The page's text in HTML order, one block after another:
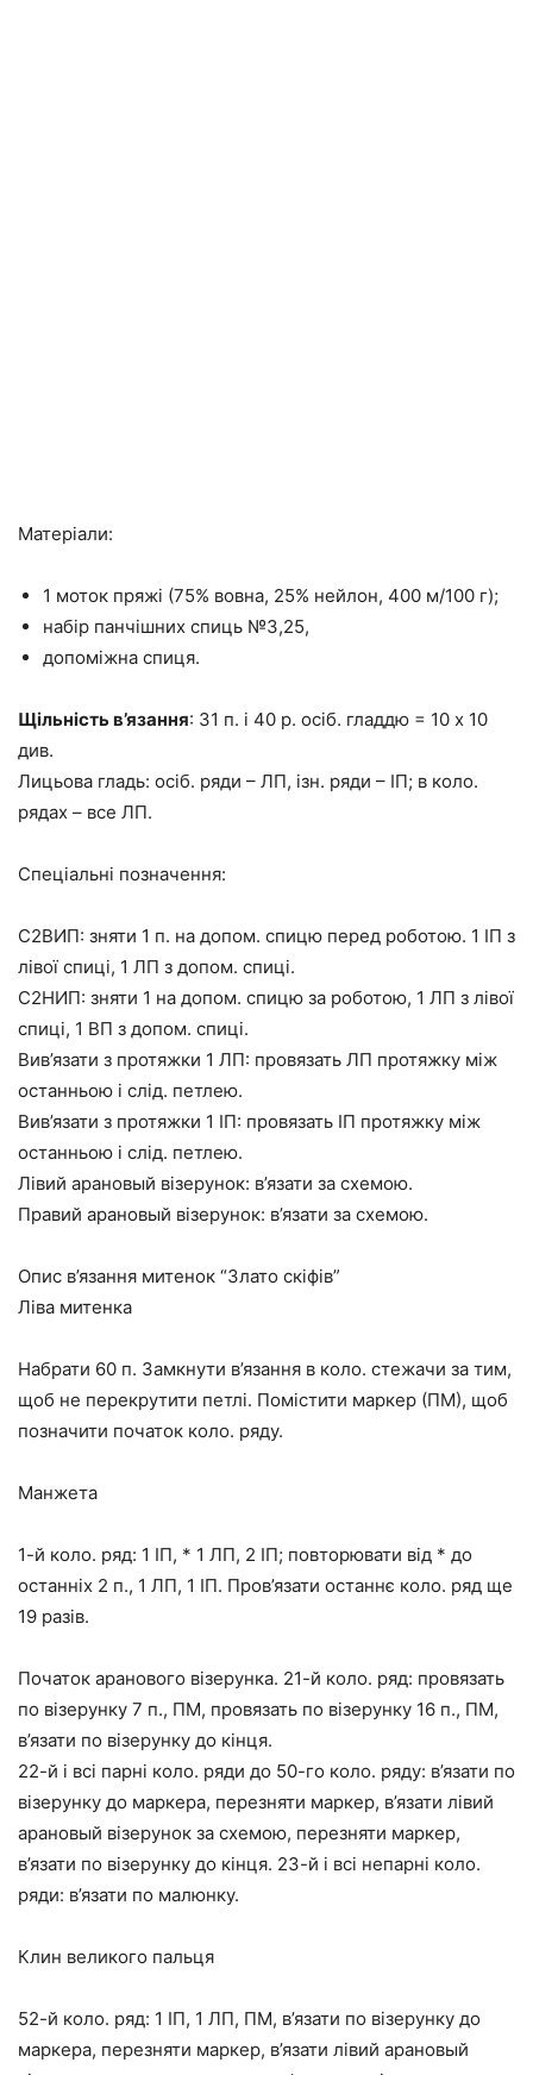
Матеріали:
1 моток пряжі (75% вовна, 25% нейлон, 400 м/100 г);
набір панчішних спиць №3,25,
допоміжна спиця.
Щільність в’язання: 31 п. і 40 р. осіб. гладдю = 10 х 10
див.
Лицьова гладь: осіб. ряди – ЛП, ізн. ряди – ІП; в коло.
рядах – все ЛП.
Спеціальні позначення:
С2ВИП: зняти 1 п. на допом. спицю перед роботою. 1 ІП з
лівої спиці, 1 ЛП з допом. спиці.
С2НИП: зняти 1 на допом. спицю за роботою, 1 ЛП з лівої
спиці, 1 ВП з допом. спиці.
Вив’язати з протяжки 1 ЛП: провязать ЛП протяжку між
останньою і слід. петлею.
Вив’язати з протяжки 1 ІП: провязать ІП протяжку між
останньою і слід. петлею.
Лівий арановый візерунок: в’язати за схемою.
Правий арановый візерунок: в’язати за схемою.
Опис в’язання митенок “Злато скіфів”
Ліва митенка
Набрати 60 п. Замкнути в’язання в коло. стежачи за тим,
щоб не перекрутити петлі. Помістити маркер (ПМ), щоб
позначити початок коло. ряду.
Манжета
1-й коло. ряд: 1 ІП, * 1 ЛП, 2 ІП; повторювати від * до
останніх 2 п., 1 ЛП, 1 ІП. Пров’язати останнє коло. ряд ще
19 разів.
Початок аранового візерунка. 21-й коло. ряд: провязать
по візерунку 7 п., ПМ, провязать по візерунку 16 п., ПМ,
в’язати по візерунку до кінця.
22-й і всі парні коло. ряди до 50-го коло. ряду: в’язати по
візерунку до маркера, перезняти маркер, в’язати лівий
арановый візерунок за схемою, перезняти маркер,
в’язати по візерунку до кінця. 23-й і всі непарні коло.
ряди: в’язати по малюнку.
Клин великого пальця
52-й коло. ряд: 1 ІП, 1 ЛП, ПМ, в’язати по візерунку до
маркера, перезняти маркер, в’язати лівий арановый